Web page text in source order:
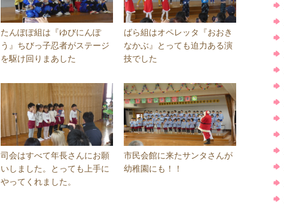
たんぽぽ組は『ゆびにんぽ
う』ちびっ子忍者がステージ
を駆け回りまあした
ばら組はオペレッタ『おおき
なかぶ』とっても迫力ある演
技でした
司会はすべて年長さんにお願
いしました。とっても上手に
やってくれました。
市民会館に来たサンタさんが
幼稚園にも！！